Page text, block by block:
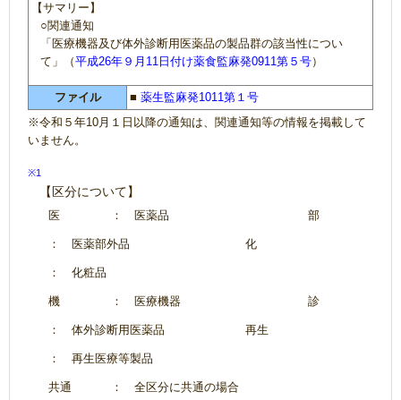
【サマリー】
○関連通知
「医療機器及び体外診断用医薬品の製品群の該当性につい
て」（平成26年９月11日付け薬食監麻発0911第５号）
ファイル ■ 薬生監麻発1011第１号
※令和５年10月１日以降の通知は、関連通知等の情報を掲載して
いません。
※1
【区分について】
医 ： 医薬品 部
： 医薬部外品 化
： 化粧品
機 ： 医療機器 診
： 体外診断用医薬品 再生
： 再生医療等製品
共通 ： 全区分に共通の場合